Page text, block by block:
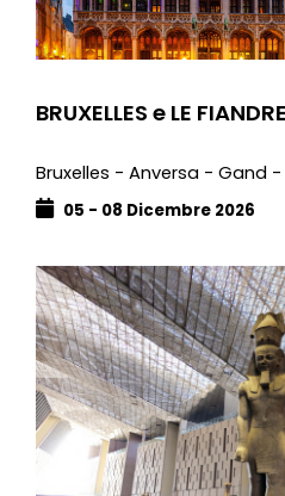
BRUXELLES e LE FIANDRE
Bruxelles - Anversa - Gand -
05 - 08 Dicembre 2026